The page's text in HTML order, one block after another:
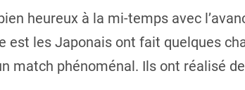
heureux à la mi-temps avec
est les Japonais ont fait quelques
match phénoménal. Ils ont réalisé